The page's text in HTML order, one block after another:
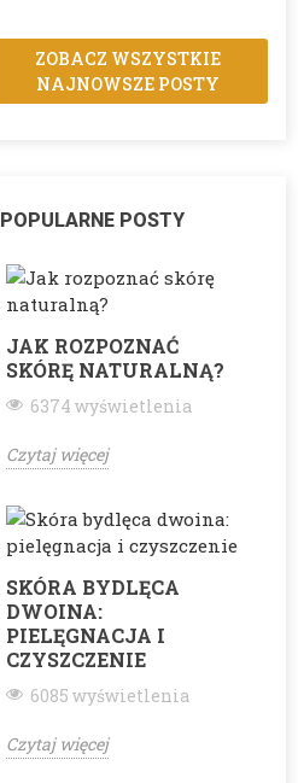
ZOBACZ WSZYSTKIE
NAJNOWSZE POSTY
POPULARNE POSTY
JAK ROZPOZNAĆ
SKÓRĘ NATURALNĄ?
6374 wyświetlenia
Czytaj więcej
SKÓRA BYDLĘCA
DWOINA:
PIELĘGNACJA I
CZYSZCZENIE
6085 wyświetlenia
Czytaj więcej